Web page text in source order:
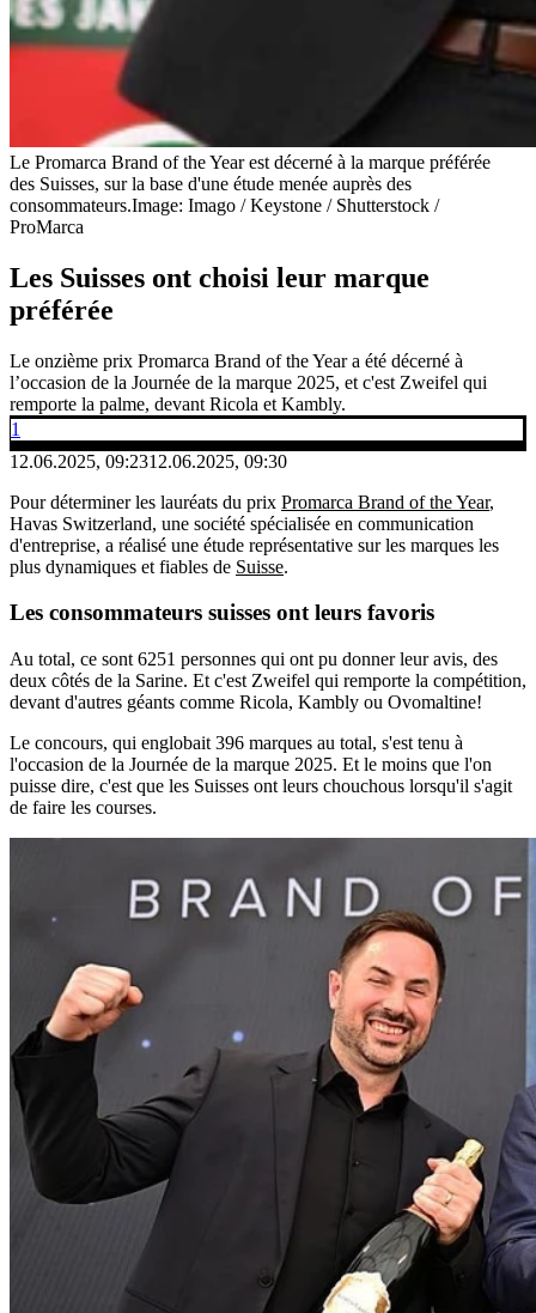
Le Promarca Brand of the Year est décerné à la marque préférée
des Suisses, sur la base d'une étude menée auprès des
consommateurs.Image: Imago / Keystone / Shutterstock /
ProMarca
Les Suisses ont choisi leur marque
préférée
Le onzième prix Promarca Brand of the Year a été décerné à
l’occasion de la Journée de la marque 2025, et c'est Zweifel qui
remporte la palme, devant Ricola et Kambly.
1
12.06.2025, 09:2312.06.2025, 09:30
Pour déterminer les lauréats du prix Promarca Brand of the Year,
Havas Switzerland, une société spécialisée en communication
d'entreprise, a réalisé une étude représentative sur les marques les
plus dynamiques et fiables de Suisse.
Les consommateurs suisses ont leurs favoris
Au total, ce sont 6251 personnes qui ont pu donner leur avis, des
deux côtés de la Sarine. Et c'est Zweifel qui remporte la compétition,
devant d'autres géants comme Ricola, Kambly ou Ovomaltine!
Le concours, qui englobait 396 marques au total, s'est tenu à
l'occasion de la Journée de la marque 2025. Et le moins que l'on
puisse dire, c'est que les Suisses ont leurs chouchous lorsqu'il s'agit
de faire les courses.